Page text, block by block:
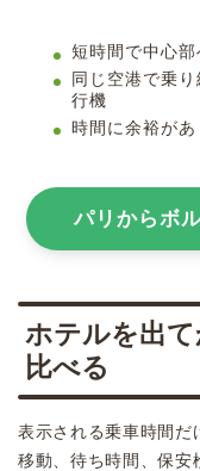
短時間で中心
同じ空港で乗
行機
時間に余裕が
パリからボ
ホテルを出
比べる
表示される乗車時間だ
移動、待ち時間、保安